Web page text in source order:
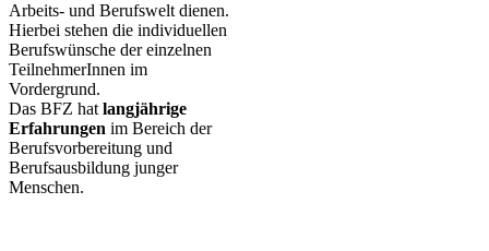
Arbeits- und Berufswelt dienen.
Hierbei stehen die individuellen
Berufswünsche der einzelnen
TeilnehmerInnen im
Vordergrund.
Das BFZ hatlangjährige
Erfahrungen im Bereich der
Berufsvorbereitung und
Berufsausbildung junger
Menschen.